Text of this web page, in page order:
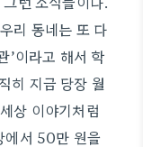
리 동네는 또 다
’이라고 해서 학
히 지금 당장 월
상 이야기처럼
에서 50만 원을